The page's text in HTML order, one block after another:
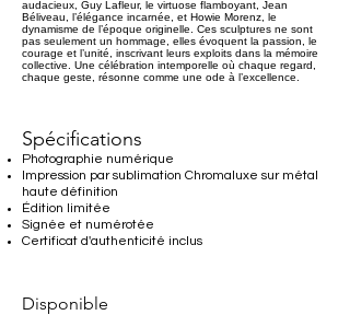
audacieux, Guy Lafleur, le virtuose flamboyant, Jean
Béliveau, l’élégance incarnée, et Howie Morenz, le
dynamisme de l’époque originelle. Ces sculptures ne sont
pas seulement un hommage, elles évoquent la passion, le
courage et l’unité, inscrivant leurs exploits dans la mémoire
collective. Une célébration intemporelle où chaque regard,
chaque geste, résonne comme une ode à l’excellence.
Spécifications
Photographie numérique
Impression par sublimation Chromaluxe sur métal
haute définition
Édition limitée
Signée et numérotée
Certificat d'authenticité inclus
Disponible